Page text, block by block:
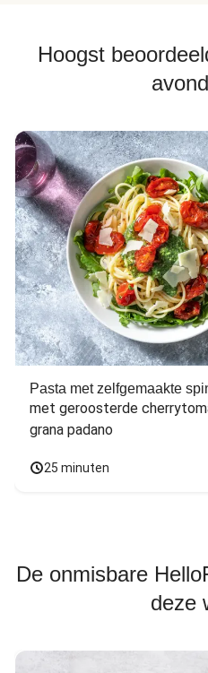
Hoogst
Pasta met zelfgemaakte
met geroosterde
grana padano
25 minuten
De onmisbare
deze